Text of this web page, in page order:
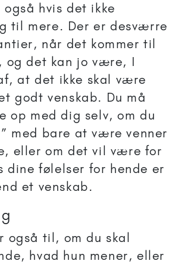
hvis det ikke
til mere. Der er desværre
når det kommer til
og det kan jo være, I
at det ikke skal være
godt venskab. Du må
op med dig selv, om du
med bare at være venner
eller om det vil være for
dine følelser for hende er
et venskab.
også til, om du skal
hvad hun mener, eller